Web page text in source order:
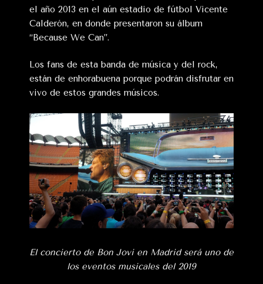
el año 2013 en el aún estadio de fútbol Vicente
Calderón, en donde presentaron su álbum
“Because We Can”.
Los fans de esta banda de música y del rock,
están de enhorabuena porque podrán disfrutar en
vivo de estos grandes músicos.
El concierto de Bon Jovi en Madrid será uno de
los eventos musicales del 2019